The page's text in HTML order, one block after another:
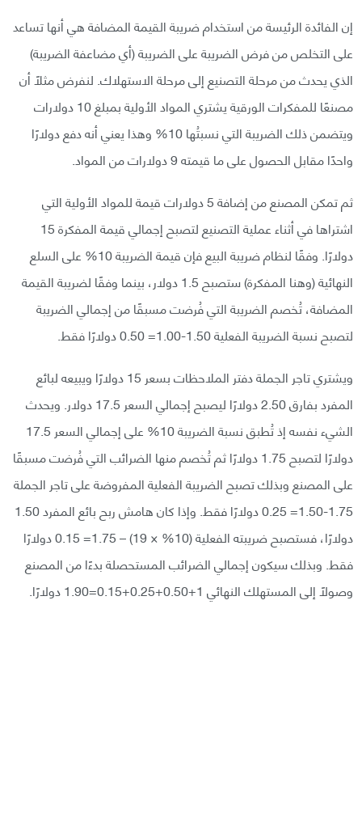
إن الفائدة الرئيسة من استخدام ضريبة القيمة المضافة هي أنها تساعد
على التخلص من فرض الضريبة على الضريبة (أي مضاعفة الضريبة)
الذي يحدث من مرحلة التصنيع إلى مرحلة الاستهلاك. لنفرض مثلًا أن
مصنعًا للمفكرات الورقية يشتري المواد الأولية بمبلغ 10 دولارات
ويتضمن ذلك الضريبة التي نسبتُها 10% وهذا يعني أنه دفع دولارًا
واحدًا مقابل الحصول على ما قيمته 9 دولارات من المواد.
ثم تمكن المصنع من إضافة 5 دولارات قيمة للمواد الأولية التي
اشتراها في أثناء عملية التصنيع لتصبح إجمالي قيمة المفكرة 15
دولارًا. وفقًا لنظام ضريبة البيع فإن قيمة الضريبة 10% على السلع
النهائية (وهنا المفكرة) ستصبح 1.5 دولار، بينما وفقًا لضريبة القيمة
المضافة، تُخصم الضريبة التي فُرضت مسبقًا من إجمالي الضريبة
لتصبح نسبة الضريبة الفعلية 1.50-1.00= 0.50 دولارًا فقط.
ويشتري تاجر الجملة دفتر الملاحظات بسعر 15 دولارًا ويبيعه لبائع
المفرد بفارق 2.50 دولارًا ليصبح إجمالي السعر 17.5 دولار. ويحدث
الشيء نفسه إذ تُطبق نسبة الضريبة 10% على إجمالي السعر 17.5
دولارًا لتصبح 1.75 دولارًا ثم تُخصم منها الضرائب التي فُرضت مسبقًا
على المصنع وبذلك تصبح الضريبة الفعلية المفروضة على تاجر الجملة
1.75-1.50= 0.25 دولارًا فقط. وإذا كان هامش ربح بائع المفرد 1.50
دولارًا، فستصبح ضريبته الفعلية (10% × 19) – 1.75= 0.15 دولارًا
فقط. وبذلك سيكون إجمالي الضرائب المستحصلة بدءًا من المصنع
وصولًا إلى المستهلك النهائي 1+0.50+0.25+0.15=1.90 دولارًا.